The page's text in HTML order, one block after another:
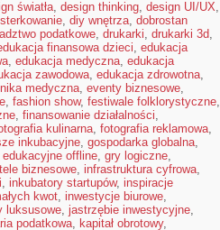
światła, design thinking, design UI/UX,
, diy wnętrza, dobrostan
podatkowe, drukarki, drukarki 3d,
finansowa dzieci, edukacja
, edukacja medyczna, edukacja
zawodowa, edukacja zdrowotna,
medyczna, eventy biznesowe,
, fashion show, festiwale folklorystyczne,
, finansowanie działalności,
kulinarna, fotografia reklamowa,
inkubacyjne, gospodarka globalna,
edukacyjne offline, gry logiczne,
biznesowe, infrastruktura cyfrowa,
, inkubatory startupów, inspiracje
kwot, inwestycje biurowe,
luksusowe, jastrzębie inwestycyjne,
podatkowa, kapitał obrotowy,